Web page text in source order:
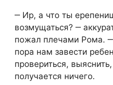
‒ Ир, а что ты
возмущаться? ‒
пожал плечами Рома.
пора нам завести
провериться,
получается ничего.